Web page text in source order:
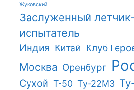
Жуковский
Заслуженный летчик-
испытатель
Индия Китай Клуб
Москва Оренбург
Сухой Т-50 Ту-22М3